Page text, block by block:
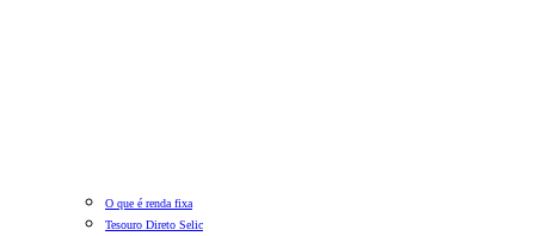
O que é renda fixa
Tesouro Direto Selic